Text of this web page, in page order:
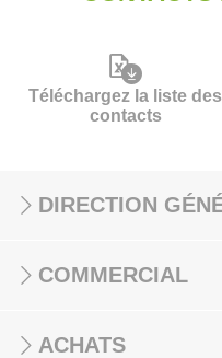
Téléchargez la liste des
contacts
DIRECTION
COMMERCIAL
ACHATS